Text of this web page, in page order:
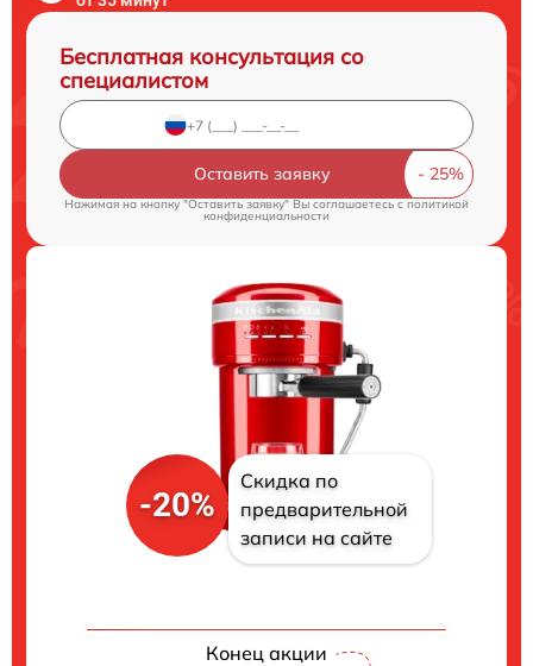
Бесплатная консультация со
специалистом
Оставить заявку
Нажимая на кнопку "Оставить заявку" Вы соглашаетесь cполитикой
конфиденциальности
-20%
Скидка по
предварительной
записи на сайте
Конец акции